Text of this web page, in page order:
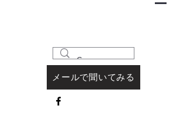
メールで聞いてみる